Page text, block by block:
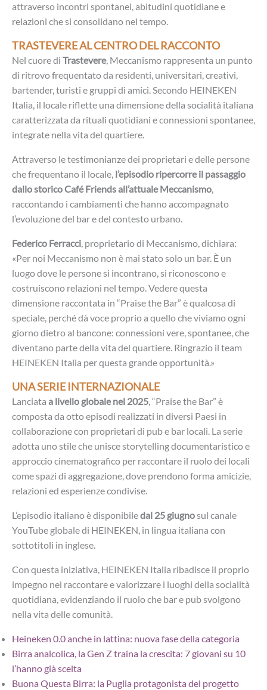
attraverso incontri spontanei, abitudini quotidiane e
relazioni che si consolidano nel tempo.
TRASTEVERE AL CENTRO DEL RACCONTO
Nel cuore di Trastevere, Meccanismo rappresenta un punto
di ritrovo frequentato da residenti, universitari, creativi,
bartender, turisti e gruppi di amici. Secondo HEINEKEN
Italia, il locale riflette una dimensione della socialità italiana
caratterizzata da rituali quotidiani e connessioni spontanee,
integrate nella vita del quartiere.
Attraverso le testimonianze dei proprietari e delle persone
che frequentano il locale, l’episodio ripercorre il passaggio
dallo storico Café Friends all’attuale Meccanismo,
raccontando i cambiamenti che hanno accompagnato
l’evoluzione del bar e del contesto urbano.
Federico Ferracci, proprietario di Meccanismo, dichiara:
«Per noi Meccanismo non è mai stato solo un bar. È un
luogo dove le persone si incontrano, si riconoscono e
costruiscono relazioni nel tempo. Vedere questa
dimensione raccontata in “Praise the Bar” è qualcosa di
speciale, perché dà voce proprio a quello che viviamo ogni
giorno dietro al bancone: connessioni vere, spontanee, che
diventano parte della vita del quartiere. Ringrazio il team
HEINEKEN Italia per questa grande opportunità.»
UNA SERIE INTERNAZIONALE
Lanciata a livello globale nel 2025, “Praise the Bar” è
composta da otto episodi realizzati in diversi Paesi in
collaborazione con proprietari di pub e bar locali. La serie
adotta uno stile che unisce storytelling documentaristico e
approccio cinematografico per raccontare il ruolo dei locali
come spazi di aggregazione, dove prendono forma amicizie,
relazioni ed esperienze condivise.
L’episodio italiano è disponibiledal 25 giugnosul canale
YouTube globale di HEINEKEN, in lingua italiana con
sottotitoli in inglese.
Con questa iniziativa, HEINEKEN Italia ribadisce il proprio
impegno nel raccontare e valorizzare i luoghi della socialità
quotidiana, evidenziando il ruolo che bar e pub svolgono
nella vita delle comunità.
Heineken 0.0 anche in lattina: nuova fase della categoria
Birra analcolica, la Gen Z traina la crescita: 7 giovani su 10
l’hanno già scelta
Buona Questa Birra: la Puglia protagonista del progetto